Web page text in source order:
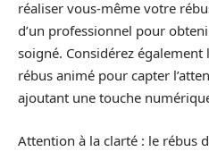
réaliser vous-même votre
d’un professionnel pour
soigné. Considérez
rébus animé pour capter
ajoutant une touche
Attention à la clarté : le rébus